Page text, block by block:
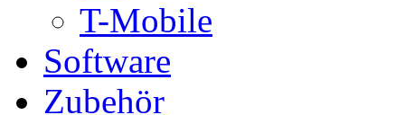
T-Mobile
Software
Zubehör